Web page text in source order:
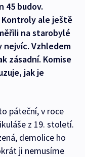
45 budov.
ale ještě
na starobylé
Vzhledem
zásadní. Komise
jak je
páteční, v roce
z 19. století.
demolice ho
ji nemusíme